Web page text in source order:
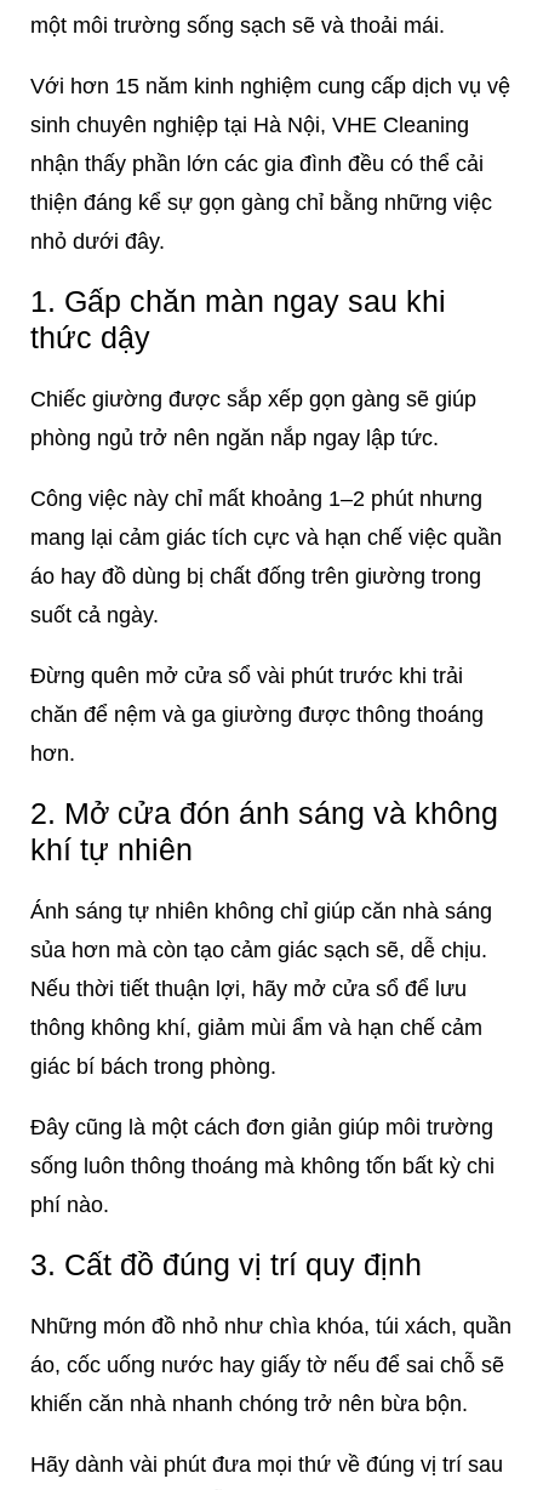
một môi trường sống sạch sẽ và thoải mái.
Với hơn 15 năm kinh nghiệm cung cấp dịch vụ vệ
sinh chuyên nghiệp tại Hà Nội, VHE Cleaning
nhận thấy phần lớn các gia đình đều có thể cải
thiện đáng kể sự gọn gàng chỉ bằng những việc
nhỏ dưới đây.
1. Gấp chăn màn ngay sau khi
thức dậy
Chiếc giường được sắp xếp gọn gàng sẽ giúp
phòng ngủ trở nên ngăn nắp ngay lập tức.
Công việc này chỉ mất khoảng 1–2 phút nhưng
mang lại cảm giác tích cực và hạn chế việc quần
áo hay đồ dùng bị chất đống trên giường trong
suốt cả ngày.
Đừng quên mở cửa sổ vài phút trước khi trải
chăn để nệm và ga giường được thông thoáng
hơn.
2. Mở cửa đón ánh sáng và không
khí tự nhiên
Ánh sáng tự nhiên không chỉ giúp căn nhà sáng
sủa hơn mà còn tạo cảm giác sạch sẽ, dễ chịu.
Nếu thời tiết thuận lợi, hãy mở cửa sổ để lưu
thông không khí, giảm mùi ẩm và hạn chế cảm
giác bí bách trong phòng.
Đây cũng là một cách đơn giản giúp môi trường
sống luôn thông thoáng mà không tốn bất kỳ chi
phí nào.
3. Cất đồ đúng vị trí quy định
Những món đồ nhỏ như chìa khóa, túi xách, quần
áo, cốc uống nước hay giấy tờ nếu để sai chỗ sẽ
khiến căn nhà nhanh chóng trở nên bừa bộn.
Hãy dành vài phút đưa mọi thứ về đúng vị trí sau